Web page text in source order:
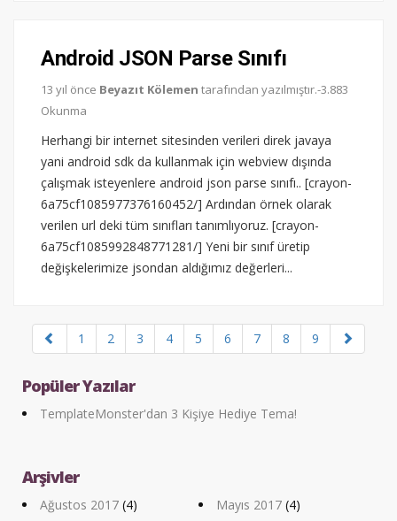
Android JSON Parse Sınıfı
13 yıl önce Beyazıt Kölemen tarafından yazılmıştır.-3.883
Okunma
Herhangi bir internet sitesinden verileri direk javaya
yani android sdk da kullanmak için webview dışında
çalışmak isteyenlere android json parse sınıfı.. [crayon-
6a75cf1085977376160452/] Ardından örnek olarak
verilen url deki tüm sınıfları tanımlıyoruz. [crayon-
6a75cf1085992848771281/] Yeni bir sınıf üretip
değişkelerimize jsondan aldığımız değerleri...
1 2 3 4 5 6 7 8 9
Popüler Yazılar
TemplateMonster'dan 3 Kişiye Hediye Tema!
Arşivler
Ağustos 2017 (4) Mayıs 2017 (4)